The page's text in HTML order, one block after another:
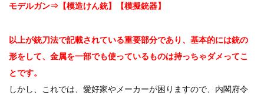
モデルガン⇒【模造けん銃】【模擬銃器】
以上が銃刀法で記載されている重要部分であり、基本的には銃の
形をして、金属を一部でも使っているものは持っちゃダメってこ
とです。
しかし、これでは、愛好家やメーカーが困りますので、内閣府令